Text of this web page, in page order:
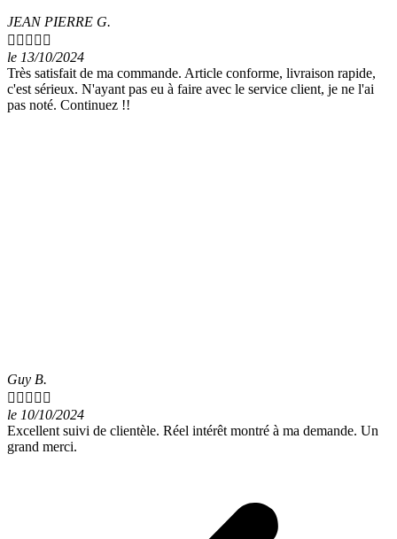
JEAN PIERRE G.
    
le 13/10/2024
Très satisfait de ma commande. Article conforme, livraison rapide,
c'est sérieux. N'ayant pas eu à faire avec le service client, je ne l'ai
pas noté. Continuez !!
Guy B.
    
le 10/10/2024
Excellent suivi de clientèle. Réel intérêt montré à ma demande. Un
grand merci.